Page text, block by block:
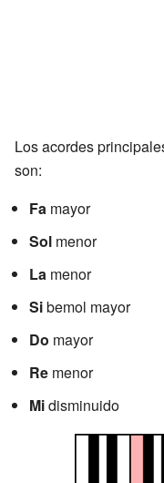
Los acordes
son:
Fa mayor
Sol menor
La menor
Sibemol mayor
Do mayor
Re menor
Midisminuido